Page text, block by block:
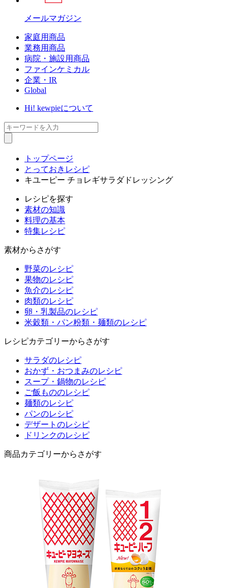
メールマガジン
家庭用商品
業務用商品
病院・施設用商品
ファインケミカル
企業・IR
Global
Hi! kewpieについて
トップページ
とっておきレシピ
キユーピー チョレギサラダドレッシング
レシピを探す
素材の知識
料理の基本
特集レシピ
素材からさがす
野菜のレシピ
果物のレシピ
魚介のレシピ
肉類のレシピ
卵・乳製品のレシピ
米穀類・パン粉類・麺類のレシピ
レシピカテゴリーからさがす
サラダのレシピ
おかず・おつまみのレシピ
スープ・鍋物のレシピ
ご飯もののレシピ
麺類のレシピ
パンのレシピ
デザートのレシピ
ドリンクのレシピ
商品カテゴリーからさがす